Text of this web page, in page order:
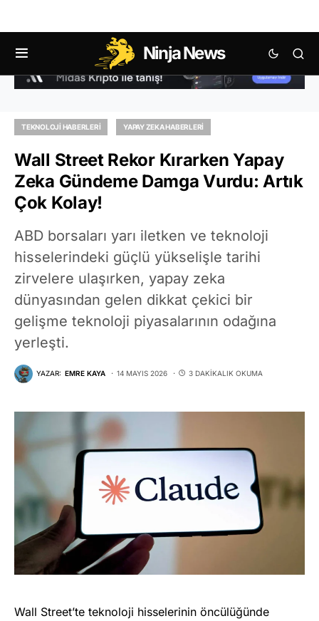
Ninja News
TEKNOLOJI HABERLERI YAPAY ZEKA HABERLERI
Wall Street Rekor Kırarken Yapay
Zeka Gündeme Damga Vurdu: Artık
Çok Kolay!
ABD borsaları yarı iletken ve teknoloji
hisselerindeki güçlü yükselişle tarihi
zirvelere ulaşırken, yapay zeka
dünyasından gelen dikkat çekici bir
gelişme teknoloji piyasalarının odağına
yerleşti.
YAZAR: EMRE KAYA 14 MAYIS 2026 3 DAKIKALIK OKUMA
Wall Street’te teknoloji hisselerinin öncülüğünde